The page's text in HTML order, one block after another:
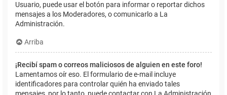
Usuario, puede usar el botón para informar o reportar dichos
mensajes a los Moderadores, o comunicarlo a La
Administración.
Arriba
¡Recibí spam o correos maliciosos de alguien en este foro!
Lamentamos oír eso. El formulario de e-mail incluye
identificadores para controlar quién ha enviado tales